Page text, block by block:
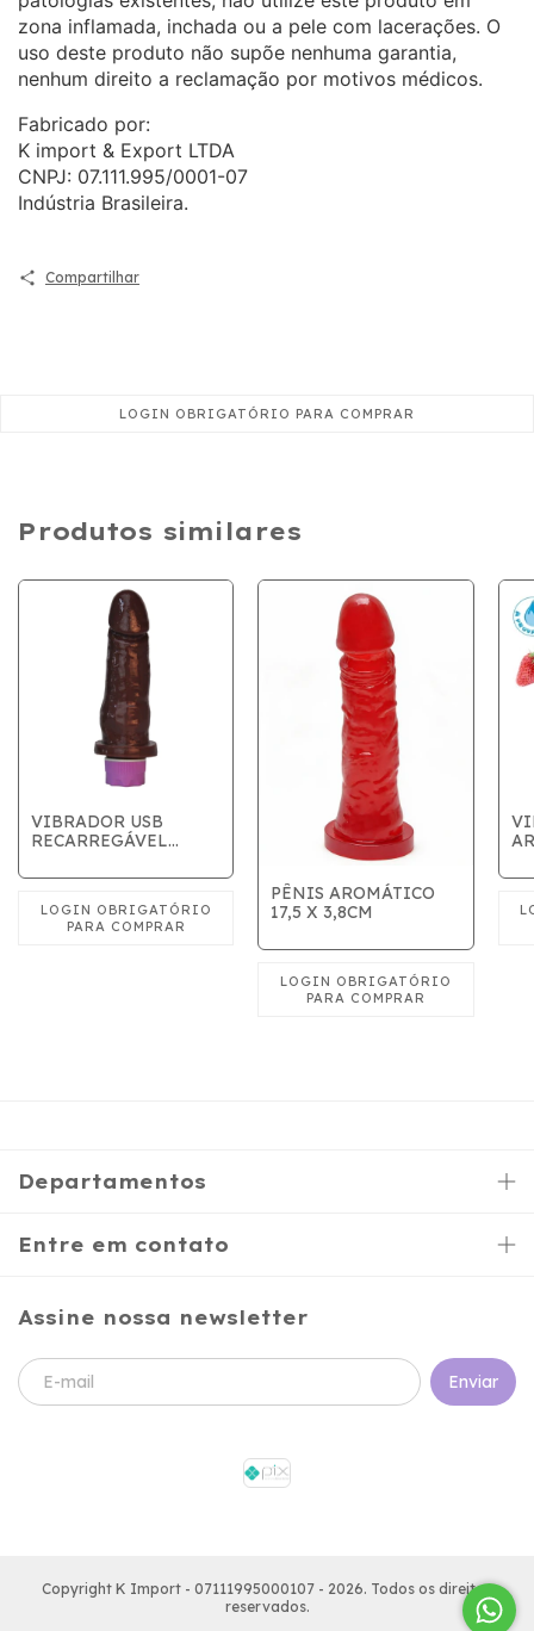
zona inflamada, inchada ou a pele com lacerações. O
uso deste produto não supõe nenhuma garantia,
nenhum direito a reclamação por motivos médicos.
Fabricado por:
K import & Export LTDA
CNPJ: 07.111.995/0001-07
Indústria Brasileira.
Compartilhar
Produtos similares
VIBRADOR USB
RECARREGÁVEL
CHOCOLATE - 10
PÊNIS AROMÁTICO
17,5 X 3,8CM
Departamentos
Entre em contato
Assine nossa newsletter
Copyright K Import - 07111995000107 - 2026. Todos os direitos
reservados.